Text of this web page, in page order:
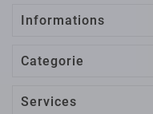
Informations
Categorie
Services